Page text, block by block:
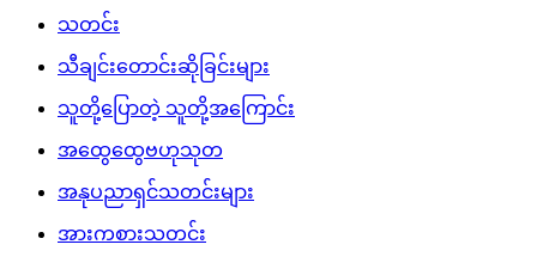
သတင်း
သီချင်းတောင်းဆိုခြင်းများ
သူတို့ပြောတဲ့ သူတို့အကြောင်း
အထွေထွေဗဟုသုတ
အနုပညာရှင်သတင်းများ
အားကစားသတင်း